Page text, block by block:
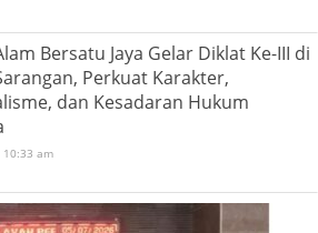
Bersatu Jaya Gelar Diklat Ke-III di
Perkuat Karakter,
dan Kesadaran Hukum
10:33 am